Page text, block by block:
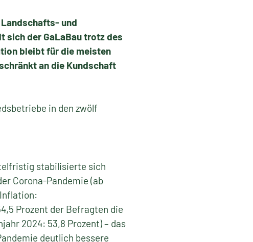
und
sich der GaLaBau trotz des
bleibt für die meisten
an die Kundschaft
in den zwölf
stabilisierte sich
Corona-Pandemie (ab
Prozent der Befragten die
2024: 53,8 Prozent) – das
deutlich bessere